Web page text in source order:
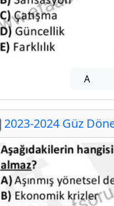
A
2023-2024 Güz